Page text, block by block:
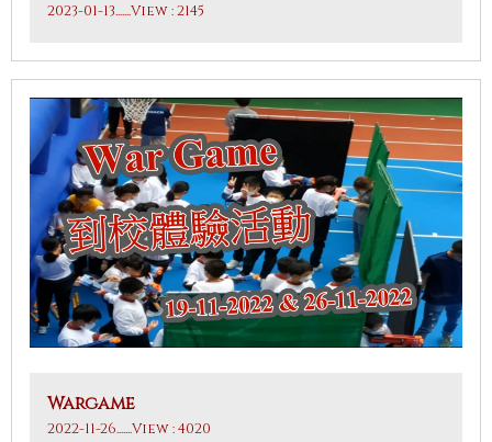
2023-01-13.......View : 2145
Wargame
2022-11-26.......View : 4020